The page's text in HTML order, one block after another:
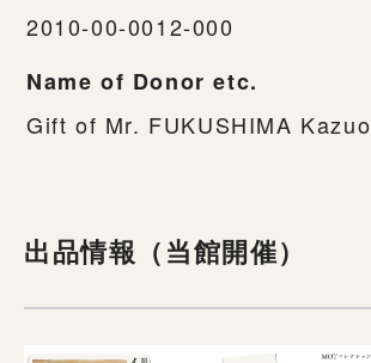
2010-00-0012-000
Name of Donor etc.
Gift of Mr. FUKUSHIMA Kazuo
出品情報（当館開催）